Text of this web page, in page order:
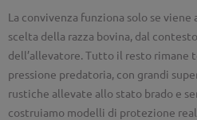
La convivenza funziona solo se
scelta della razza bovina, dal
dell’allevatore. Tutto il resto rimane
pressione predatoria, con grandi
rustiche allevate allo stato brado e
costruiamo modelli di protezione